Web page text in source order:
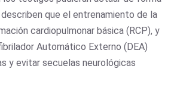
que el entrenamiento de la
cardiopulmonar básica (RCP), y
Automático Externo (DEA)
y evitar secuelas neurológicas